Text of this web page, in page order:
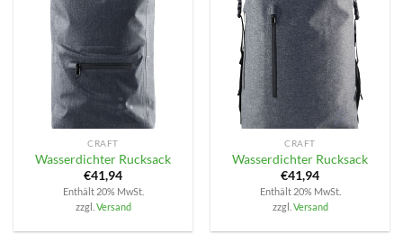
CRAFT
Wasserdichter Rucksack
€41,94
Enthält 20% MwSt.
zzgl. Versand
CRAFT
Wasserdichter Rucksack
€41,94
Enthält 20% MwSt.
zzgl. Versand